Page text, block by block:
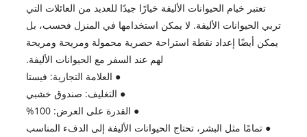
تعتبر خيام الحيوانات الأليفة خيارًا جيدًا للعديد من العائلات التي
تربي الحيوانات الأليفة. لا يمكن استخدامها في المنزل فحسب، بل
يمكن أيضًا إعداد نقطة استراحة حصرية محمولة ومريحة ومريحة
لهم عند السفر مع الحيوانات الأليفة.
● العلامة التجارية: فيستا
● التغليف: صندوق خشبي
● القدرة على العرض: 100%
● تمامًا مثل البشر، تحتاج الحيوانات الأليفة إلى الدفء المناسب